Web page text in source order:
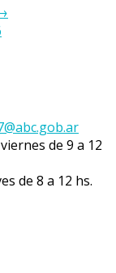
de 9 a 12
de 8 a 12 hs.